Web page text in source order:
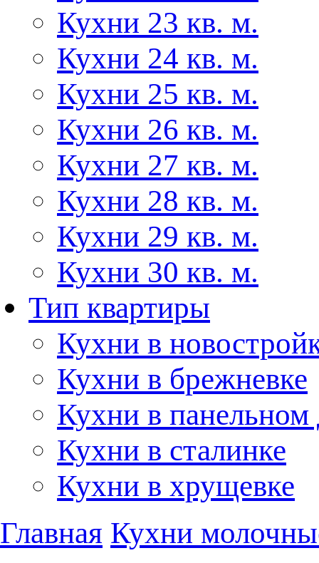
Кухни 23 кв. м.
Кухни 24 кв. м.
Кухни 25 кв. м.
Кухни 26 кв. м.
Кухни 27 кв. м.
Кухни 28 кв. м.
Кухни 29 кв. м.
Кухни 30 кв. м.
Тип квартиры
Кухни в
Кухни в брежневке
Кухни в панельном
Кухни в сталинке
Кухни в хрущевке
Главная Кухни